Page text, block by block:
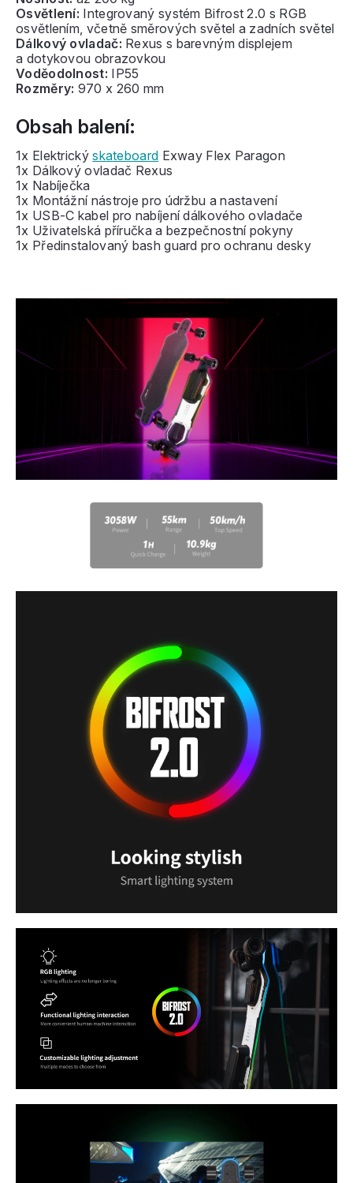
Osvětlení: Integrovaný systém Bifrost 2.0 s RGB
osvětlením, včetně směrových světel a zadních světel
Dálkový ovladač: Rexus s barevným displejem
a dotykovou obrazovkou
Voděodolnost: IP55
Rozměry: 970 x 260 mm
Obsah balení:
1x Elektrickýskateboard Exway Flex Paragon
1x Dálkový ovladač Rexus
1x Nabíječka
1x Montážní nástroje pro údržbu a nastavení
1x USB-C kabel pro nabíjení dálkového ovladače
1x Uživatelská příručka a bezpečnostní pokyny
1x Předinstalovaný bash guard pro ochranu desky